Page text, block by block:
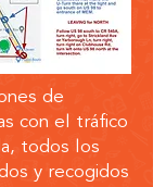
de
con el tráfico
todos los
y recogidos